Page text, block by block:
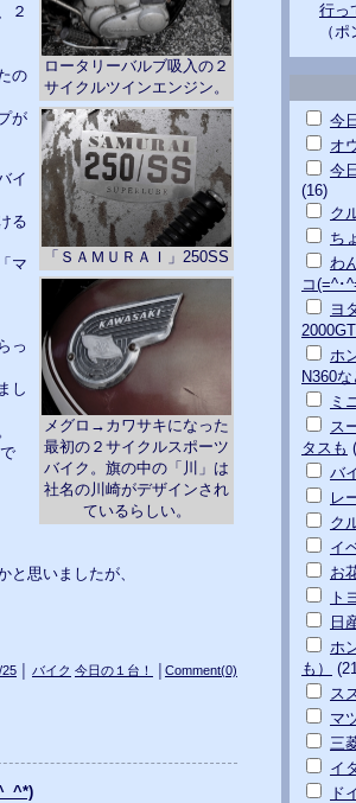
ロータリーバルブ吸入の２
サイクルツインエンジン。
「ＳＡＭＵＲＡＩ」250SS
メグロ→カワサキになった
最初の２サイクルスポーツ
バイク。旗の中の「川」は
社名の川崎がデザインされ
ているらしい。
２
の
が
イ
る
マ
っ
し
思いましたが、
25 バイク 今日の１台！ Comment(0)
行っ
（
今
オ
今
(16)
ク
ち
わ
コ(=^･
ヨ
ホ
N360
ミ
ス
タスも
バ
レ
ク
イ
お
ト
日
ホ
も）
ス
マ
三
イ
ド